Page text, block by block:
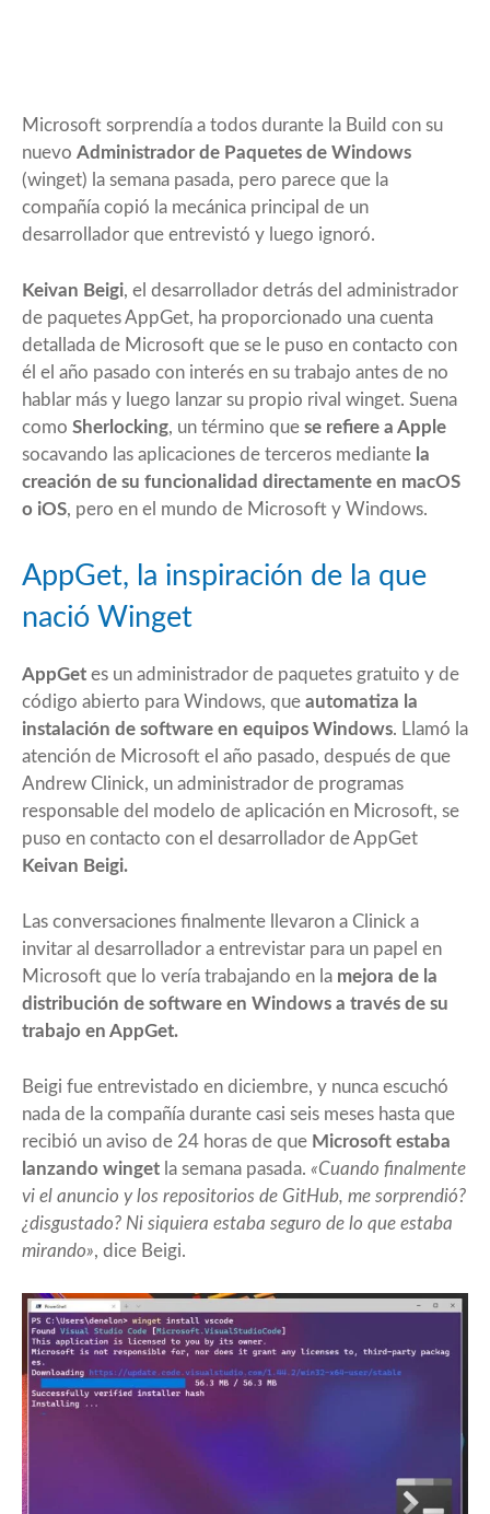
Microsoft sorprendía a todos durante la Build con su
nuevo Administrador de Paquetes de Windows
(winget) la semana pasada, pero parece que la
compañía copió la mecánica principal de un
desarrollador que entrevistó y luego ignoró.
Keivan Beigi, el desarrollador detrás del administrador
de paquetes AppGet, ha proporcionado una cuenta
detallada de Microsoft que se le puso en contacto con
él el año pasado con interés en su trabajo antes de no
hablar más y luego lanzar su propio rival winget. Suena
como Sherlocking, un término que se refiere a Apple
socavando las aplicaciones de terceros mediante la
creación de su funcionalidad directamente en macOS
o iOS, pero en el mundo de Microsoft y Windows.
AppGet, la inspiración de la que
nació Winget
AppGet es un administrador de paquetes gratuito y de
código abierto para Windows, que automatiza la
instalación de software en equipos Windows. Llamó la
atención de Microsoft el año pasado, después de que
Andrew Clinick, un administrador de programas
responsable del modelo de aplicación en Microsoft, se
puso en contacto con el desarrollador de AppGet
Keivan Beigi.
Las conversaciones finalmente llevaron a Clinick a
invitar al desarrollador a entrevistar para un papel en
Microsoft que lo vería trabajando en la mejora de la
distribución de software en Windows a través de su
trabajo en AppGet.
Beigi fue entrevistado en diciembre, y nunca escuchó
nada de la compañía durante casi seis meses hasta que
recibió un aviso de 24 horas de que Microsoft estaba
lanzando winget la semana pasada. «Cuando finalmente
vi el anuncio y los repositorios de GitHub, me sorprendió?
¿disgustado? Ni siquiera estaba seguro de lo que estaba
mirando», dice Beigi.